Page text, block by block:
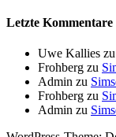
Letzte Kommentare
Uwe Kallies zu
Frohberg zu
Admin zu
Frohberg zu
Admin zu